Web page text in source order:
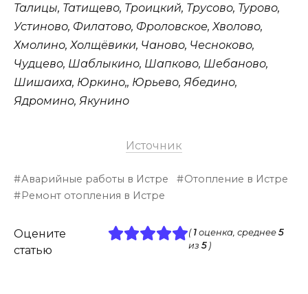
Талицы, Татищево, Троицкий, Трусово, Турово,
Устиново, Филатово, Фроловское, Хволово,
Хмолино, Холщёвики, Чаново, Чесноково,
Чудцево, Шаблыкино, Шапково, Шебаново,
Шишаиха, Юркино,, Юрьево, Ябедино,
Ядромино, Якунино
Источник
Аварийные работы в Истре
Отопление в Истре
Ремонт отопления в Истре
Оцените
статью
( 1оценка, среднее 5
из 5)